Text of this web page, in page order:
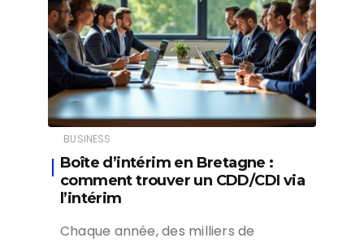
BUSINESS
Boîte d’intérim en Bretagne :
comment trouver un CDD/CDI via
l’intérim
Chaque année, des milliers de